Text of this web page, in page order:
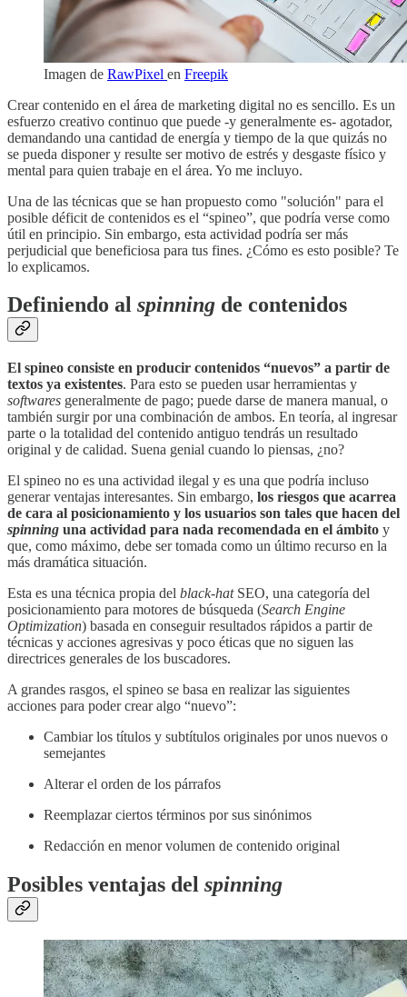
Imagen de RawPixel en Freepik
Crear contenido en el área de marketing digital no es sencillo. Es un
esfuerzo creativo continuo que puede -y generalmente es- agotador,
demandando una cantidad de energía y tiempo de la que quizás no
se pueda disponer y resulte ser motivo de estrés y desgaste físico y
mental para quien trabaje en el área. Yo me incluyo.
Una de las técnicas que se han propuesto como "solución" para el
posible déficit de contenidos es el “spineo”, que podría verse como
útil en principio. Sin embargo, esta actividad podría ser más
perjudicial que beneficiosa para tus fines. ¿Cómo es esto posible? Te
lo explicamos.
Definiendo al spinning de contenidos
El spineo consiste en producir contenidos “nuevos” a partir de
textos ya existentes. Para esto se pueden usar herramientas y
softwares generalmente de pago; puede darse de manera manual, o
también surgir por una combinación de ambos. En teoría, al ingresar
parte o la totalidad del contenido antiguo tendrás un resultado
original y de calidad. Suena genial cuando lo piensas, ¿no?
El spineo no es una actividad ilegal y es una que podría incluso
generar ventajas interesantes. Sin embargo, los riesgos que acarrea
de cara al posicionamiento y los usuarios son tales que hacen del
spinning una actividad para nada recomendada en el ámbito y
que, como máximo, debe ser tomada como un último recurso en la
más dramática situación.
Esta es una técnica propia del black-hatSEO, una categoría del
posicionamiento para motores de búsqueda (Search Engine
Optimization) basada en conseguir resultados rápidos a partir de
técnicas y acciones agresivas y poco éticas que no siguen las
directrices generales de los buscadores.
A grandes rasgos, el spineo se basa en realizar las siguientes
acciones para poder crear algo “nuevo”:
Cambiar los títulos y subtítulos originales por unos nuevos o
semejantes
Alterar el orden de los párrafos
Reemplazar ciertos términos por sus sinónimos
Redacción en menor volumen de contenido original
Posibles ventajas del spinning